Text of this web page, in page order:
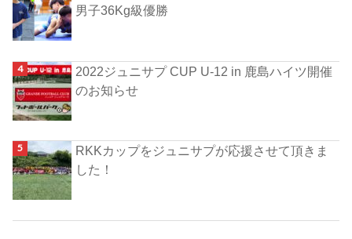
男子36Kg級優勝
2022ジュニサプ CUP U-12 in 鹿島ハイツ開催
のお知らせ
RKKカップをジュニサプが応援させて頂きま
した！